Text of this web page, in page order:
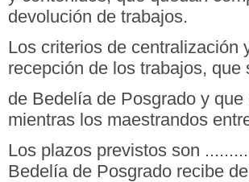
devolución de trabajos.
Los criterios de centralización
recepción de los trabajos,
de Bedelía de Posgrado y
mientras los maestrandos
Los plazos previstos son
Bedelía de Posgrado recibe